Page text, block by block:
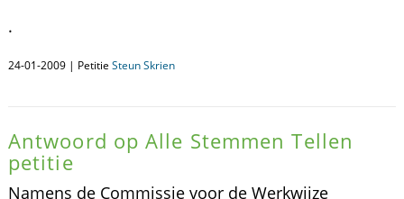
.
24-01-2009 | Petitie Steun Skrien
Antwoord op Alle Stemmen Tellen
petitie
Namens de Commissie voor de Werkwijze